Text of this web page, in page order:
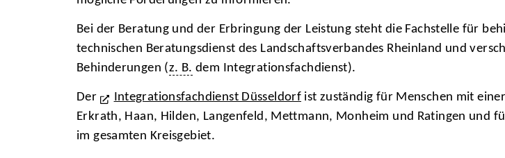
Bei der Beratung und der Erbringung der Leistung steht die Fachstelle für
technischen Beratungsdienst des Landschaftsverbandes Rheinland und
Behinderungen (z. B. dem Integrationsfachdienst).
Der Integrationsfachdienst Düsseldorf ist zuständig für Menschen mit
Erkrath, Haan, Hilden, Langenfeld, Mettmann, Monheim und Ratingen und
im gesamten Kreisgebiet.